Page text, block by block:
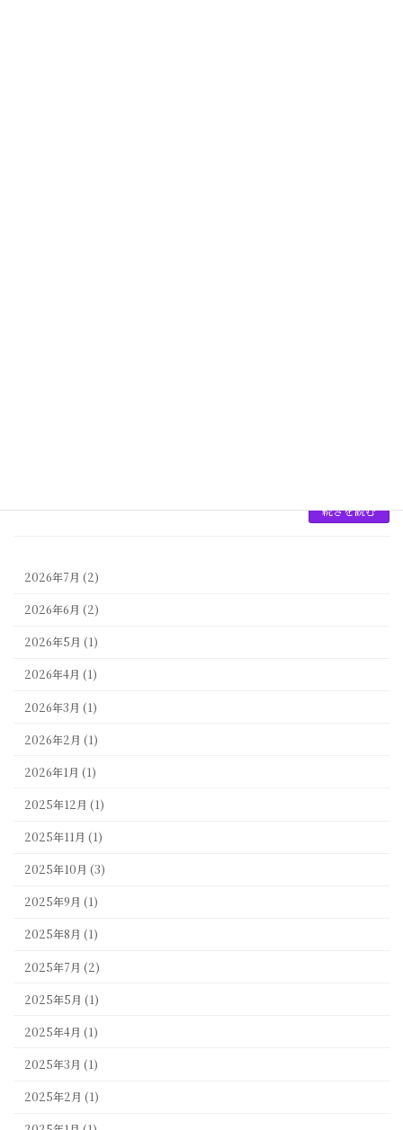
続きを読む
2026年7月 (2)
2026年6月 (2)
2026年5月 (1)
2026年4月 (1)
2026年3月 (1)
2026年2月 (1)
2026年1月 (1)
2025年12月 (1)
2025年11月 (1)
2025年10月 (3)
2025年9月 (1)
2025年8月 (1)
2025年7月 (2)
2025年5月 (1)
2025年4月 (1)
2025年3月 (1)
2025年2月 (1)